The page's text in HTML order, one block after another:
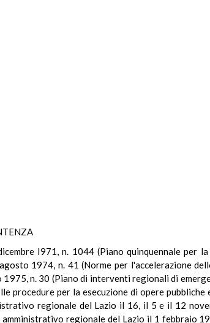
I971, n. 1044 (Piano quinquennale per
1974, n. 41 (Norme per l'accelerazione
n. 30 (Piano di interventi regionali di
procedure per la esecuzione di opere
regionale del Lazio il 16, il 5 e il 12
regionale del Lazio il 1 febbraio